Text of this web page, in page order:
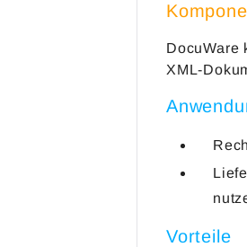
DocuWare
XML-
Vorteile